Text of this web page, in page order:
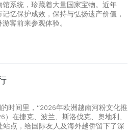
系统，珍藏着大量国家宝物。近年
忆保护成效，保持与弘扬遗产价值，
客前来参观体验。
时间里，“2026年欧洲越南河粉文化推
）在捷克、波兰、斯洛伐克、奥地利、
点，给国际友人及海外越侨留下了深